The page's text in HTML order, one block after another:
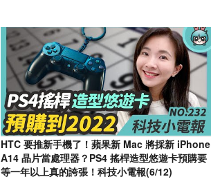
HTC 要推新手機了！蘋果新 Mac 將採新 iPhone
A14 晶片當處理器？PS4 搖桿造型悠遊卡預購要
等一年以上真的誇張！科技小電報(6/12)